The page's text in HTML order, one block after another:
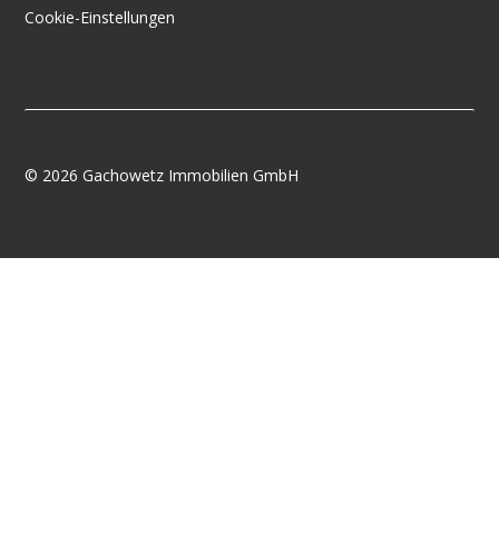
Cookie-Einstellungen
© 2026 Gachowetz Immobilien GmbH